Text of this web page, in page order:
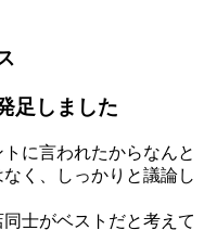
足しました
に言われたからなんと
く、しっかりと議論し
士がベストだと考えて